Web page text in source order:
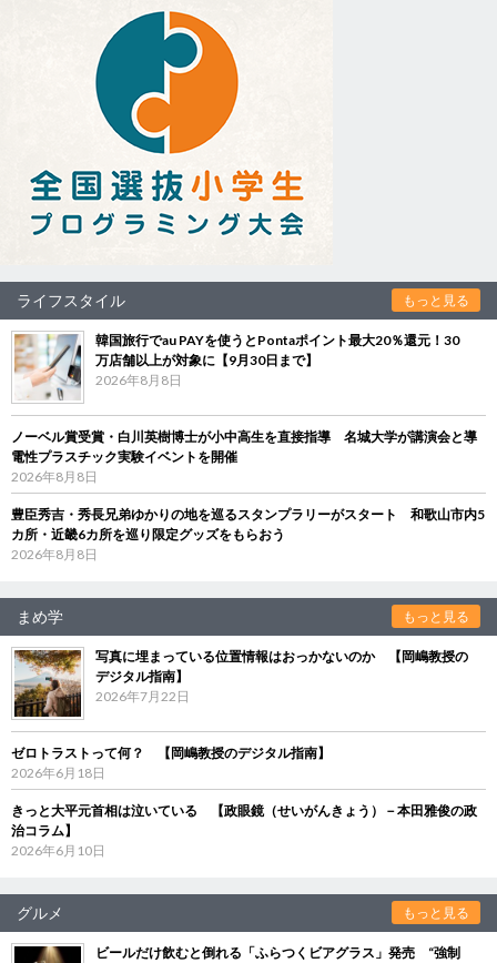
ライフスタイル もっと見る
韓国旅行でau PAYを使うとPontaポイント最大20％還元！30
万店舗以上が対象に【9月30日まで】
2026年8月8日
ノーベル賞受賞・白川英樹博士が小中高生を直接指導 名城大学が講演会と導
電性プラスチック実験イベントを開催
2026年8月8日
豊臣秀吉・秀長兄弟ゆかりの地を巡るスタンプラリーがスタート 和歌山市内5
カ所・近畿6カ所を巡り限定グッズをもらおう
2026年8月8日
まめ学 もっと見る
写真に埋まっている位置情報はおっかないのか 【岡嶋教授の
デジタル指南】
2026年7月22日
ゼロトラストって何？ 【岡嶋教授のデジタル指南】
2026年6月18日
きっと大平元首相は泣いている 【政眼鏡（せいがんきょう）－本田雅俊の政
治コラム】
2026年6月10日
グルメ もっと見る
ビールだけ飲むと倒れる「ふらつくビアグラス」発売 “強制